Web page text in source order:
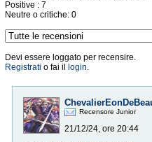
Positive : 7
Neutre o critiche: 0
Devi essere loggato per recensire.
Registrati o fai il login.
Recensore Junior
21/12/24, ore 20:44